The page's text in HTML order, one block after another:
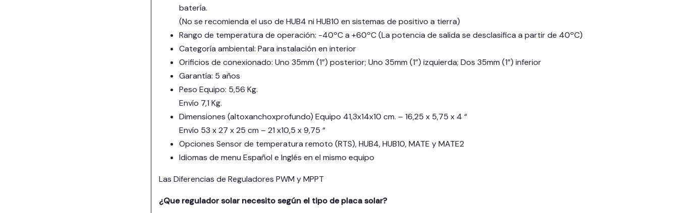
batería.
(No se recomienda el uso de HUB4 ni HUB10 en sistemas de positivo a tierra)
Rango de temperatura de operación: -40ºC a +60ºC (La potencia de salida se desclasifica a partir de 40ºC)
Categoría ambiental: Para instalación en interior
Orificios de conexionado: Uno 35mm (1”) posterior; Uno 35mm (1”) izquierda; Dos 35mm (1”) inferior
Garantía: 5 años
Peso Equipo: 5,56 Kg.
Envío 7,1 Kg.
Dimensiones (altoxanchoxprofundo) Equipo 41,3x14x10 cm. – 16,25 x 5,75 x 4 “
Envío 53 x 27 x 25 cm – 21 x10,5 x 9,75 “
Opciones Sensor de temperatura remoto (RTS), HUB4, HUB10, MATE y MATE2
Idiomas de menu Español e Inglés en el mismo equipo
Las Diferencias de Reguladores PWM y MPPT
¿Que regulador solar necesito según el tipo de placa solar?